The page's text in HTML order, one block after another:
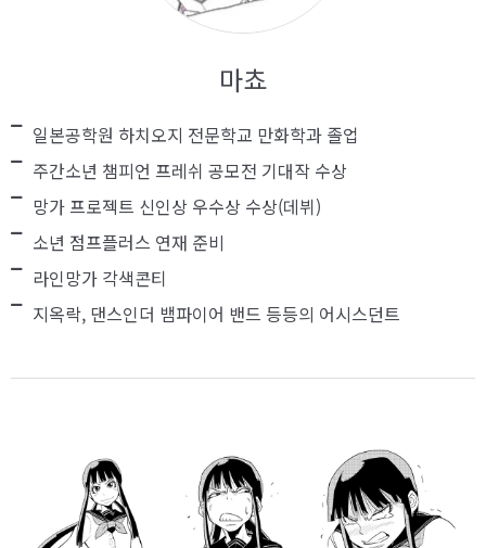
마쵸
일본공학원 하치오지 전문학교 만화학과 졸업
주간소년 챔피언 프레쉬 공모전 기대작 수상
망가 프로젝트 신인상 우수상 수상(데뷔)
소년 점프플러스 연재 준비
라인망가 각색콘티
지옥락, 댄스인더 뱀파이어 밴드 등등의 어시스던트